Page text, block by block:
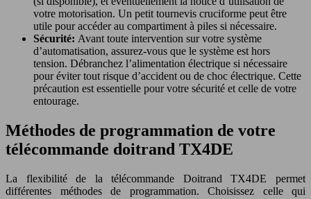
votre motorisation. Un petit tournevis cruciforme peut être
utile pour accéder au compartiment à piles si nécessaire.
Sécurité: Avant toute intervention sur votre système
d’automatisation, assurez-vous que le système est hors
tension. Débranchez l’alimentation électrique si nécessaire
pour éviter tout risque d’accident ou de choc électrique. Cette
précaution est essentielle pour votre sécurité et celle de votre
entourage.
Méthodes de programmation de votre
télécommande doitrand TX4DE
La flexibilité de la télécommande Doitrand TX4DE permet
différentes méthodes de programmation. Choisissez celle qui